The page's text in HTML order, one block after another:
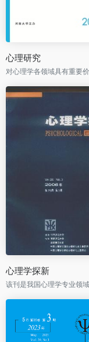
心理研究
心理学探新